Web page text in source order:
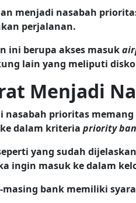
menjadi nasabah
perjalanan.
ini berupa akses masuk
lain yang meliputi
Menjadi
nasabah prioritas
dalam kriteria priority
yang sudah
ingin masuk ke dalam
masing bank memiliki